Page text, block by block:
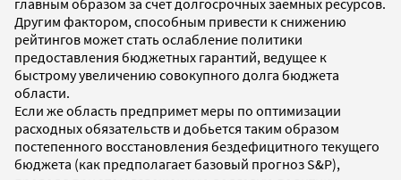
Другим фактором, способным привести к снижению
рейтингов может стать ослабление политики
предоставления бюджетных гарантий, ведущее к
быстрому увеличению совокупного долга бюджета
области.
Если же область предпримет меры по оптимизации
расходных обязательств и добьется таким образом
постепенного восстановления бездефицитного текущего
бюджета (как предполагает базовый прогноз S&P),